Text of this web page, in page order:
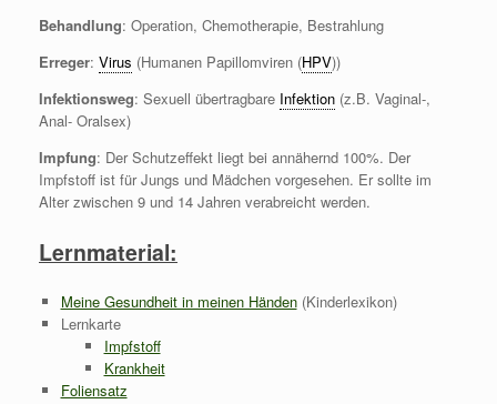
Behandlung: Operation, Chemotherapie, Bestrahlung
Erreger: Virus (Humanen Papillomviren (HPV))
Infektionsweg: Sexuell übertragbare Infektion (z.B. Vaginal-,
Anal- Oralsex)
Impfung: Der Schutzeffekt liegt bei annähernd 100%. Der
Impfstoff ist für Jungs und Mädchen vorgesehen. Er sollte im
Alter zwischen 9 und 14 Jahren verabreicht werden.
Lernmaterial:
Meine Gesundheit in meinen Händen(Kinderlexikon)
Lernkarte
Impfstoff
Krankheit
Foliensatz